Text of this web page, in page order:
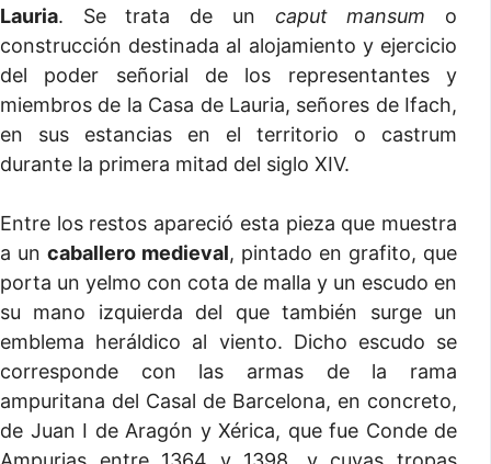
Lauria. Se trata de un caput mansum o
construcción destinada al alojamiento y ejercicio
del poder señorial de los representantes y
miembros de la Casa de Lauria, señores de Ifach,
en sus estancias en el territorio o castrum
durante la primera mitad del siglo XIV.
Entre los restos apareció esta pieza que muestra
a un caballero medieval, pintado en grafito, que
porta un yelmo con cota de malla y un escudo en
su mano izquierda del que también surge un
emblema heráldico al viento. Dicho escudo se
corresponde con las armas de la rama
ampuritana del Casal de Barcelona, en concreto,
de Juan I de Aragón y Xérica, que fue Conde de